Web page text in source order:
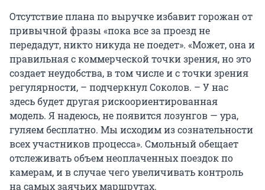
Отсутствие плана по выручке избавит горожан от
привычной фразы «пока все за проезд не
передадут, никто никуда не поедет». «Может, она и
правильная с коммерческой точки зрения, но это
создает неудобства, в том числе и с точки зрения
регулярности, – подчеркнул Соколов. – У нас
здесь будет другая рискоориентированная
модель. Я надеюсь, не появится лозунгов — ура,
гуляем бесплатно. Мы исходим из сознательности
всех участников процесса». Смольный обещает
отслеживать объем неоплаченных поездок по
камерам, и в случае чего увеличивать контроль
на самых заячьих маршрутах.